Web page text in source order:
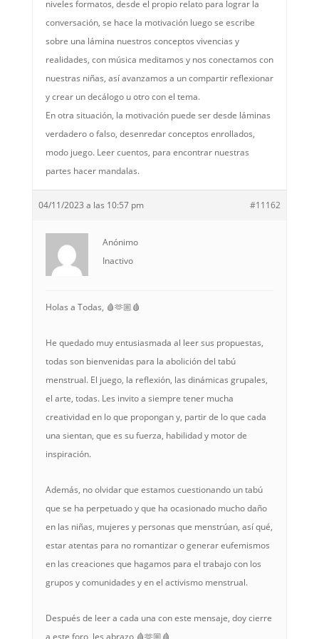
niveles formatos, desde el propio relato para lograr la
conversación, se hace la motivación luego se escribe
sobre una lámina nuestros conceptos vivencias y
realidades, con música meditamos y nos conectamos con
nuestras niñas, así avanzamos a un compartir reflexionar
y crear un decálogo u otro con el tema.
En otra situación, la motivación puede ser desde láminas
verdadero o falso, desenredar conceptos enrollados,
modo juego. Leer cuentos, para encontrar nuestras
partes hacer mandalas.
04/11/2023 a las 10:57 pm #11162
Anónimo
Inactivo
Holas a Todas, 🩸🫶🏼🩸
He quedado muy entusiasmada al leer sus propuestas,
todas son bienvenidas para la abolición del tabú
menstrual. El juego, la reflexión, las dinámicas grupales,
el arte, todas. Les invito a siempre tener mucha
creatividad en lo que propongan y, partir de lo que cada
una sientan, que es su fuerza, habilidad y motor de
inspiración.
Además, no olvidar que estamos cuestionando un tabú
que se ha perpetuado y que ha ocasionado mucho daño
en las niñas, mujeres y personas que menstrúan, así qué,
estar atentas para no romantizar o generar eufemismos
en las creaciones que hagamos para el trabajo con los
grupos y comunidades y en el activismo menstrual.
Después de leer a cada una con este mensaje, doy cierre